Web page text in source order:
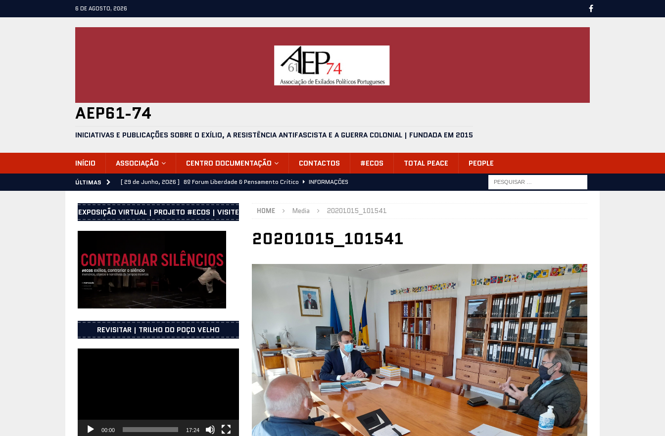
6 DE AGOSTO, 2026
AEP61-74
INICIATIVAS E PUBLICAÇÕES SOBRE O EXÍLIO, A RESISTÊNCIA ANTIFASCISTA E A GUERRA COLONIAL | FUNDADA EM 2015
INÍCIO ASSOCIAÇÃO CENTRO DOCUMENTAÇÃO CONTACTOS #ECOS TOTAL PEACE PEOPLE
ÚLTIMAS [ 29 de Junho, 2026 ] 8º Forum Liberdade & Pensamento Crítico
INFORMAÇÕES
[ 25 de Junho, 2026 ] 25 de Abril de 1974, Onde Estávamos? – Apresentação 11 de Julho 2026,
UNICEPE – Porto
INFORMAÇÕES
Os presos políticos durante a ditadura – Biblioteca de Alcântara 29 de julho
2025
INFORMAÇÕES
[ 23 de Julho, 2026 ]
Sessão de apresentação do livro 25 de Abril 1974, Onde estávamos? – 11 de
julho 2026 na UNICEPE na cidade do Porto
HOME Media 20201015_101541
20201015_101541
EXPOSIÇÃO VIRTUAL | PROJETO #ECOS | VISITE
REVISITAR | TRILHO DO POÇO VELHO
00:00 17:24